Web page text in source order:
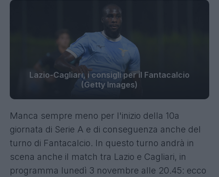
Lazio-Cagliari, i consigli per il Fantacalcio
(Getty Images)
Manca sempre meno per l'inizio della 10a
giornata di Serie A e di conseguenza anche del
turno di Fantacalcio. In questo turno andrà in
scena anche il match tra Lazio e Cagliari, in
programma lunedì 3 novembre alle 20.45: ecco